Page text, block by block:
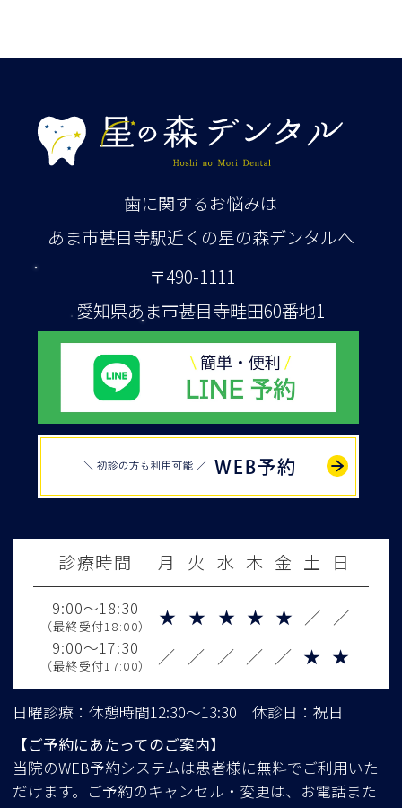
歯に関するお悩みは
あま市甚目寺駅近くの星の森デンタルへ
〒490-1111
愛知県あま市甚目寺畦田60番地1
WEB予約
診療時間 月 火 水 木 金 土 日
9:00～18:30
（最終受付18:00） ★ ★ ★ ★ ★ ／ ／
9:00～17:30
（最終受付17:00） ／ ／ ／ ／ ／ ★ ★
日曜診療：休憩時間12:30～13:30 休診日：祝日
【ご予約にあたってのご案内】
当院のWEB予約システムは患者様に無料でご利用いた
だけます。ご予約のキャンセル・変更は、お電話また